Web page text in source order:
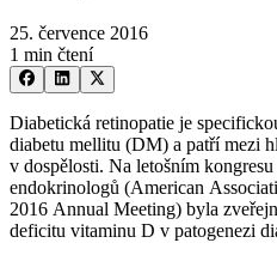
25. července 2016
1 min čtení
Diabetická retinopatie je
diabetu mellitu (DM) a patří mezi
v dospělosti. Na letošním
endokrinologů (American
2016 Annual Meeting) byla
deficitu vitaminu D v patogenezi